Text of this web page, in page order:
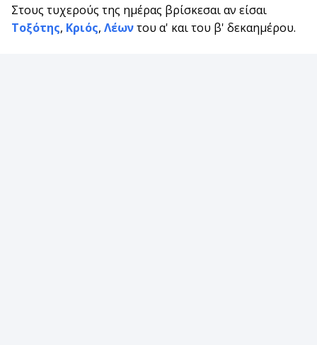
Στους τυχερούς της ημέρας βρίσκεσαι αν είσαι
Τοξότης, Κριός, Λέωντου α' και του β' δεκαημέρου.